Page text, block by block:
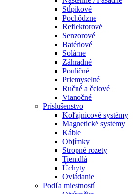
Stĺpikové
Pochôdzne
Reflektorové
Senzorové
Batériové
Solárne
Záhradné
Pouličné
Priemyselné
Ručné a čelové
Vianočné
Príslušenstvo
Koľajnicové systémy
Magnetické systémy
Káble
Objímky
Stropné rozety
Tienidlá
Úchyty
Ovládanie
Podľa miestností